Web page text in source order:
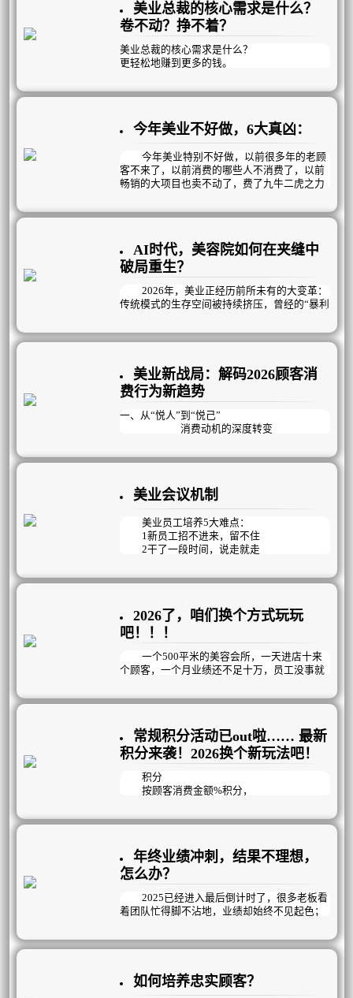
美业总裁的核心需求是什么？
卷不动？挣不着？
美业总裁的核心需求是什么？
更轻松地赚到更多的钱‌。
但靠短期促销和价格战，无非是透支未来业
真正的破局之道，在于构建可持续的自循环盈
利模式！
今年美业不好做，6大真凶：
今年美业特别不好做，以前很多年的老顾
客不来了，以前消费的哪些人不消费了，以前
畅销的大项目也卖不动了，费了九牛二虎之力
了，有质量的新客没有了……是什么导致的？
几个方面：
AI时代，美容院如何在夹缝中
破局重生？
2026年，美业正经历前所未有的大变革：
传统模式的生存空间被持续挤压，曾经的“暴利
现实。美容院老板们陷入了越努力越焦虑的怪
圈——没顾客就疯狂拓客，拓来的却多是“薅羊
项目，结果是“做活动有业绩，不做活动没业
绩”；陷入恶性循环。
与此同时，人员不稳定成为悬在门店头上
的达摩克利斯之剑：老员工资历深但动力不
疲惫不堪，稍有风吹草动就选择离开。而最直
持续下滑，到店后也多是“躺平式消费”，流失
率逐年攀升，复购率跌入谷底，利润率一路向
下，门店经营举步维艰。
美业新战局：解码2026顾客消
费行为新趋势
一、从“悦人”到“悦己”
消费动机的深度转变
在2026年的美业市场，消费者的核心动机
外界的审美眼光，获得他人的认可。但如今，
“变美能够让自己更快乐”成为约一半用户选择
医美的核心原因。这种消费观念的转变，使得
美业需求在经济波动中展现出较强的韧性。
美业会议机制
美业员工培养5大难点：
1新员工招不进来，留不住
2干了一段时间，说走就走
4私欲当先，不为企业考虑
只看结果的KPI管理方式已过时，美业更
适合以目标为导向，精确到每天完成情况的OK
R管理模式，它既能明确目标，又注重过程与
结果，更强调员工个体的自主创造性。通过会
议机制，在思想、知识、工具、技能、观
力；再通过过程监督和数据结果检测，帮助员
2026了，咱们换个方式玩玩
吧！！！
一个500平米的美容会所，一天进店十来
个顾客，一个月业绩还不足十万，员工没事就
做了以下几个动作，业绩成功倍增，突破新
常规积分活动已out啦…… 最新
积分来袭！2026换个新玩法吧！
积分
按顾客消费金额%积分，
这种常规的积分活动已经out啦！
其实积分还可以
增加到店率、提升项目消耗、推荐好友、
让顾客养成预约的好习惯……等等；
不就一个积分活动，有您说的那么牛逼
曦玥最强定制积分活动就是能做到！
年终业绩冲刺，结果不理想，
怎么办？
2025已经进入最后倒计时了，很多老板看
着团队忙得脚不沾地，业绩却始终不见起色；
业，活动也做了，为什么业绩结果总不尽如人
意？
问题的核心：
往往在于“战略模糊”与“执行脱节”
如何培养忠实顾客？